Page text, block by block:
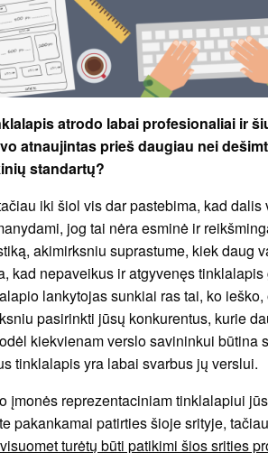
atrodo labai profesionaliai ir
atnaujintas prieš daugiau nei
standartų?
iki šiol vis dar pastebima, kad
jog tai nėra esminė ir
akimirksniu suprastume, kiek daug
kad nepaveikus ir atgyvenęs
lankytojas sunkiai ras tai, ko
pasirinkti jūsų konkurentus, kurie
kiekvienam verslo savininkui būtina
tinklalapis yra labai svarbus jų verslui.
įmonės reprezentaciniam tinklalapiui
pakankamai patirties šioje srityje,
turėtų būti patikimi šios srities